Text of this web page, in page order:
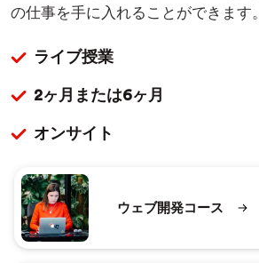
の仕事を手に入れることができます。
ライブ授業
2ヶ月または6ヶ月
オンサイト
ウェブ開発コース